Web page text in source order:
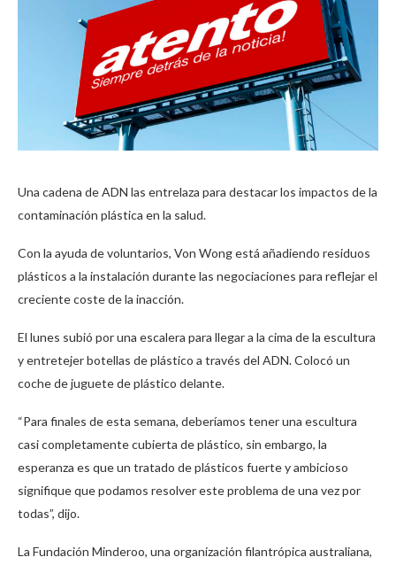
Una cadena de ADN las entrelaza para destacar los impactos de la
contaminación plástica en la salud.
Con la ayuda de voluntarios, Von Wong está añadiendo residuos
plásticos a la instalación durante las negociaciones para reflejar el
creciente coste de la inacción.
El lunes subió por una escalera para llegar a la cima de la escultura
y entretejer botellas de plástico a través del ADN. Colocó un
coche de juguete de plástico delante.
“Para finales de esta semana, deberíamos tener una escultura
casi completamente cubierta de plástico, sin embargo, la
esperanza es que un tratado de plásticos fuerte y ambicioso
signifique que podamos resolver este problema de una vez por
todas”, dijo.
La Fundación Minderoo, una organización filantrópica australiana,